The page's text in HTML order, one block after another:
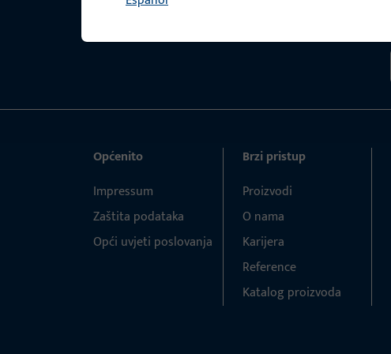
Općenito
Impressum
Zaštita podataka
Opći uvjeti poslovanja
Brzi pristup
Proizvodi
O nama
Karijera
Reference
Katalog proizvoda